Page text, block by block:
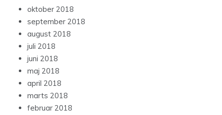
oktober 2018
september 2018
august 2018
juli 2018
juni 2018
maj 2018
april 2018
marts 2018
februar 2018